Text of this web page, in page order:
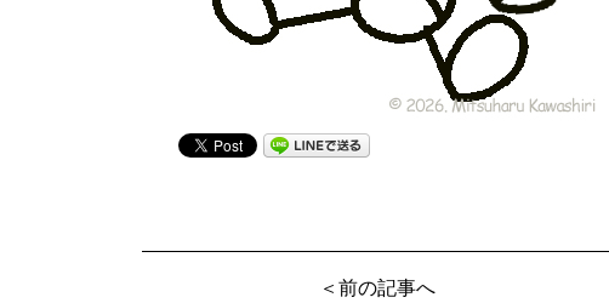
＜前の記事へ